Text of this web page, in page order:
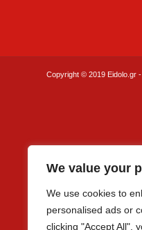
We value your
We use cookies to
personalised ads or
clicking "Accept All",
Copyright © 2019 Eidolo.gr